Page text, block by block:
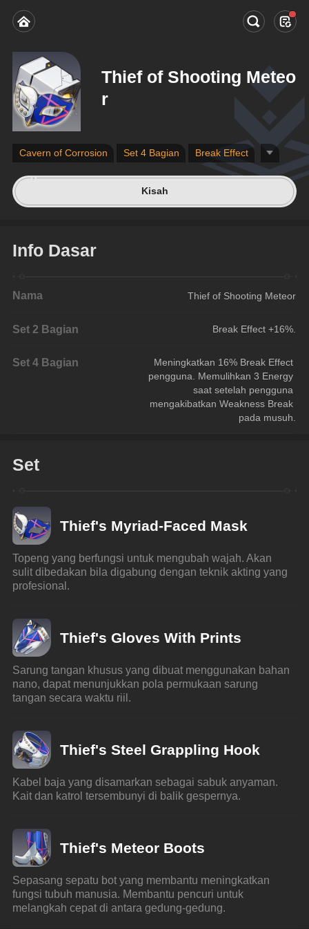
Thief of Shooting Meteo
r
Cavern of Corrosion Set 4 Bagian Break Effect
Kisah
Info Dasar
Nama Thief of Shooting Meteor
Set 2 Bagian Break Effect +16%.
Set 4 Bagian
Meningkatkan 16% Break Effect
pengguna. Memulihkan 3 Energy
saat setelah pengguna
mengakibatkan Weakness Break
pada musuh.
Set
Thief's Myriad-Faced Mask
Topeng yang berfungsi untuk mengubah wajah. Akan
sulit dibedakan bila digabung dengan teknik akting yang
profesional.
Thief's Gloves With Prints
Sarung tangan khusus yang dibuat menggunakan bahan
nano, dapat menunjukkan pola permukaan sarung
tangan secara waktu riil.
Thief's Steel Grappling Hook
Kabel baja yang disamarkan sebagai sabuk anyaman.
Kait dan katrol tersembunyi di balik gespernya.
Thief's Meteor Boots
Sepasang sepatu bot yang membantu meningkatkan
fungsi tubuh manusia. Membantu pencuri untuk
melangkah cepat di antara gedung-gedung.